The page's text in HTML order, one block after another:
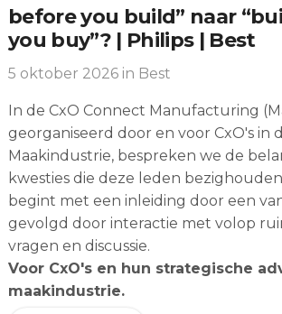
before you build” naar
you buy”? | Philips | Best
5 oktober 2026in Best
In de CxO Connect Manufacturing
georganiseerd door en voor CxO's in
Maakindustrie, bespreken we de
kwesties die deze leden
begint met een inleiding door een
gevolgd door interactie met volop
vragen en discussie.
Voor CxO's en hun strategische
maakindustrie.